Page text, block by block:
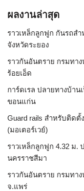
ผลงานล่าสุด
ราวเหล็กลูกฟูก กันรถสํา
จังหวัดระยอง
ราวกันอันตราย กรมทาง
ร้อยเอ็ด
การ์ดเรล ปลายทางบ้า
ขอนแก่น
Guard rails สำหรับติดตั้
(มอเตอร์เวย์)
ราวเหล็กลูกฟูก 4.32 ม.
นครราชสีมา
ราวกันอันตราย กรมทาง
จ.แพร่